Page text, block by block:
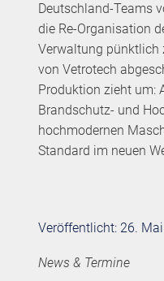
Deutschland-Teams
die Re-Organisation
Verwaltung
von Vetrotech
Produktion zieht um:
Brandschutz- und
hochmodernen
Standard im neuen
Veröffentlicht: 26.
News & Termine